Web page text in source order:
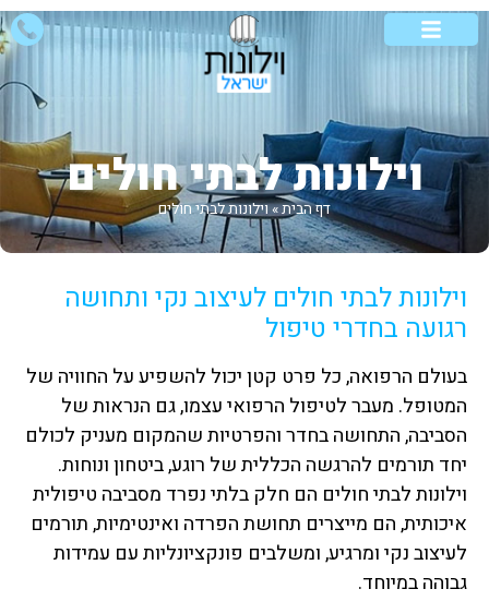
וילונות לבתי חולים
דף הבית»וילונות לבתי חולים
וילונות לבתי חולים לעיצוב נקי ותחושה
רגועה בחדרי טיפול
בעולם הרפואה, כל פרט קטן יכול להשפיע על החוויה של
המטופל. מעבר לטיפול הרפואי עצמו, גם הנראות של
הסביבה, התחושה בחדר והפרטיות שהמקום מעניק לכולם
יחד תורמים להרגשה הכללית של רוגע, ביטחון ונוחות.
וילונות לבתי חולים הם חלק בלתי נפרד מסביבה טיפולית
איכותית, הם מייצרים תחושת הפרדה ואינטימיות, תורמים
לעיצוב נקי ומרגיע, ומשלבים פונקציונליות עם עמידות
גבוהה במיוחד.